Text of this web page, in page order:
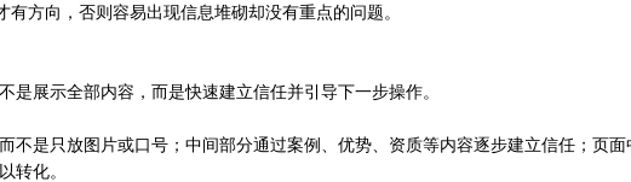
方向，否则容易出现信息堆砌却没有重点的问题。
展示全部内容，而是快速建立信任并引导下一步操作。
不是只放图片或口号；中间部分通过案例、优势、资质等内容逐步建立信任；页
转化。